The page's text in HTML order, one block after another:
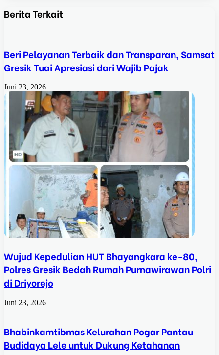
Berita Terkait
Beri Pelayanan Terbaik dan Transparan, Samsat
Gresik Tuai Apresiasi dari Wajib Pajak
Juni 23, 2026
Wujud Kepedulian HUT Bhayangkara ke-80,
Polres Gresik Bedah Rumah Purnawirawan Polri
di Driyorejo
Juni 23, 2026
Bhabinkamtibmas Kelurahan Pogar Pantau
Budidaya Lele untuk Dukung Ketahanan